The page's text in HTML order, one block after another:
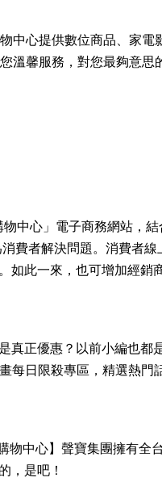
中心提供數位商品、家電
溫馨服務，對您最夠意思
中心」電子商務網站，
費者解決問題。消費者線
如此一來，也可增加經銷
真正優惠？以前小編也都
每日限殺專區，精選熱門
物中心】聲寶集團擁有全
，是吧！